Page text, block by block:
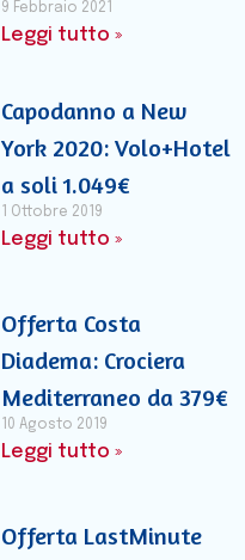
9 Febbraio 2021
Leggi tutto »
Capodanno a New
York 2020: Volo+Hotel
a soli 1.049€
1 Ottobre 2019
Leggi tutto »
Offerta Costa
Diadema: Crociera
Mediterraneo da 379€
10 Agosto 2019
Leggi tutto »
Offerta LastMinute